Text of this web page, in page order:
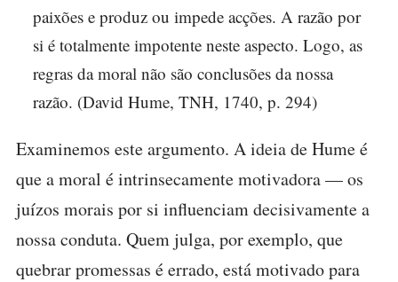
paixões e produz ou impede acções. A razão por
si é totalmente impotente neste aspecto. Logo, as
regras da moral não são conclusões da nossa
razão. (David Hume, TNH, 1740, p. 294)
Examinemos este argumento. A ideia de Hume é
que a moral é intrinsecamente motivadora — os
juízos morais por si influenciam decisivamente a
nossa conduta. Quem julga, por exemplo, que
quebrar promessas é errado, está motivado para